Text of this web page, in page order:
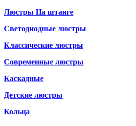
Люстры На штанге
Светодиодные люстры
Классические люстры
Современные люстры
Каскадные
Детские люстры
Кольца